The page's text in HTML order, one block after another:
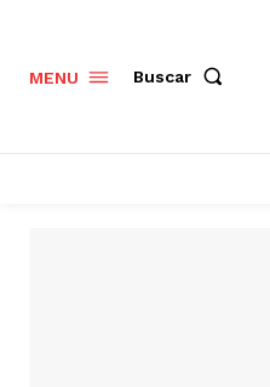
MENU Buscar